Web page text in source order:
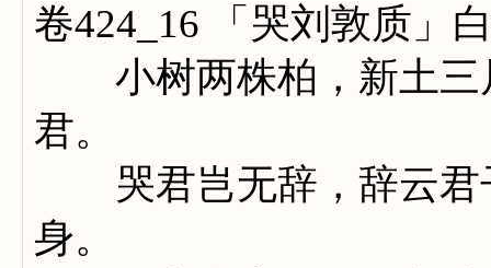
卷424_16 「哭刘敦质」
小树两株柏，新土三
君。
哭君岂无辞，辞云君
身。